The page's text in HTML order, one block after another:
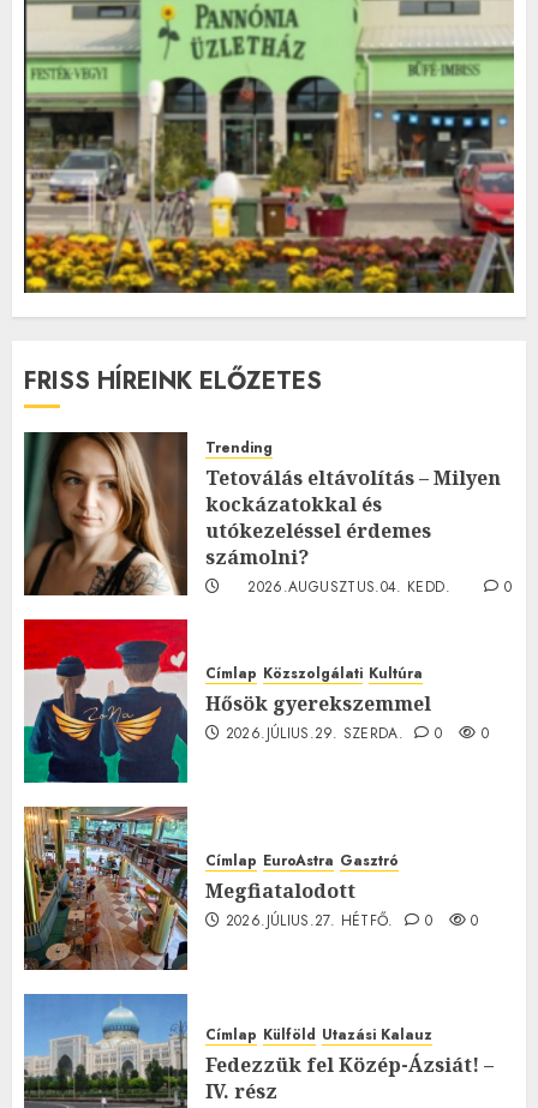
FRISS HÍREINK ELŐZETES
Trending
Tetoválás eltávolítás – Milyen
kockázatokkal és
utókezeléssel érdemes
számolni?
2026.AUGUSZTUS.04. KEDD.
0
Címlap Közszolgálati Kultúra
Hősök gyerekszemmel
2026.JÚLIUS.29. SZERDA. 0 0
Címlap EuroAstra Gasztró
Megfiatalodott
2026.JÚLIUS.27. HÉTFŐ. 0 0
Címlap Külföld Utazási Kalauz
Fedezzük fel Közép-Ázsiát! –
IV. rész